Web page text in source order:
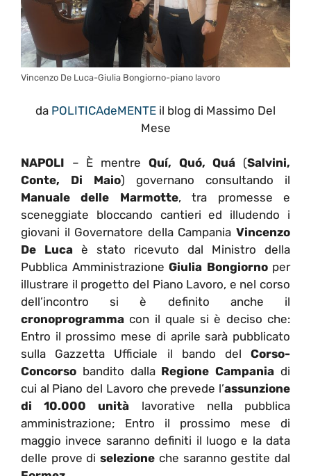
Vincenzo De Luca-Giulia Bongiorno-piano lavoro
da POLITICAdeMENTE il blog di Massimo Del
Mese
NAPOLI – È mentre Quí, Quó, Quá (Salvini,
Conte, Di Maio) governano consultando il
Manuale delle Marmotte, tra promesse e
sceneggiate bloccando cantieri ed illudendo i
giovani il Governatore della Campania Vincenzo
De Luca è stato ricevuto dal Ministro della
Pubblica Amministrazione Giulia Bongiornoper
illustrare il progetto del Piano Lavoro, e nel corso
dell’incontro si è definito anche il
cronoprogramma con il quale si è deciso che:
Entro il prossimo mese di aprile sarà pubblicato
sulla Gazzetta Ufficiale il bando del Corso-
Concorso bandito dalla Regione Campania di
cui al Piano del Lavoro che prevede l’assunzione
di 10.000 unità lavorative nella pubblica
amministrazione; Entro il prossimo mese di
maggio invece saranno definiti il luogo e la data
delle prove diselezione che saranno gestite dal